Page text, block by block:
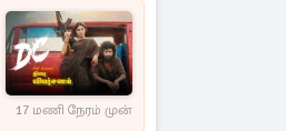
17 மணி நேரம் முன்